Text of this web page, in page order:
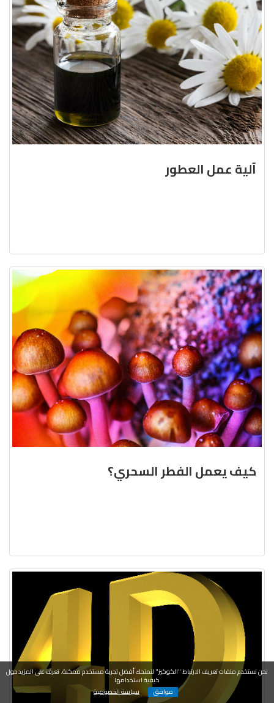
آلية عمل العطور
كيف يعمل الفطر السحري؟
نحن نستخدم ملفات تعريف الارتباط "الكوكيز" لنمنحك أفضل تجربة مستخدم ممكنة. تعرف على المزيد حول
كيفية استخدامها
موافق
سياسة الخصوصية